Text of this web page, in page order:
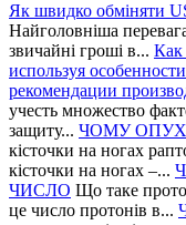
Як швидко обміняти
Найголовніша
звичайні гроші в... Как
используя
рекомендации
учесть множество
защиту... ЧОМУ
кісточки на ногах
кісточки на ногах –...
ЧИСЛО Що таке
це число протонів в...